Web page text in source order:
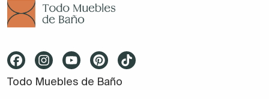
Todo Muebles de Baño